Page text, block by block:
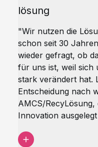
lösung
"Wir nutzen die
schon seit 30
wieder gefragt, ob
für uns ist, weil sich
stark verändert hat.
Entscheidung nach
AMCS/RecyLösung,
Innovation